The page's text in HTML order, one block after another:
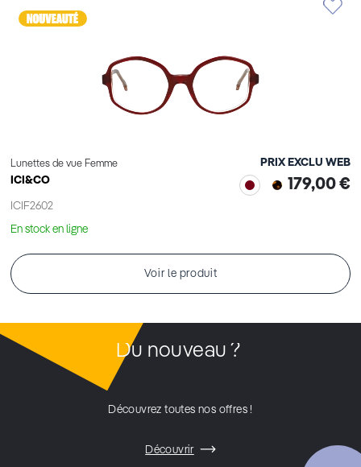
Lunettes de vue Femme
ICI&CO
ICIF2602
PRIX EXCLU WEB
179,00 €
En stock en ligne
Voir le produit
Du nouveau ?
Découvrez toutes nos offres !
Découvrir